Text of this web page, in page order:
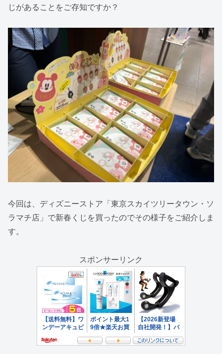
じがあることをご存知ですか？
今回は、ディズニーストア「東京スカイツリータウン・ソ
ラマチ店」で新春くじを買ったのでその様子をご紹介しま
す。
スポンサーリンク